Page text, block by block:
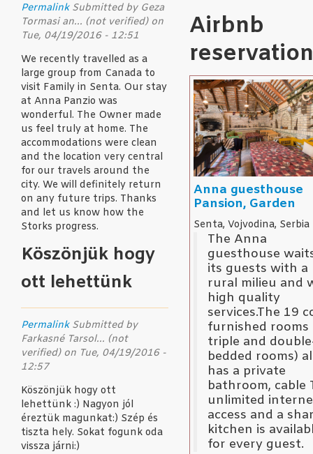
Permalink Submitted by Geza
Tormasi an... (not verified)on
Tue, 04/19/2016 - 12:51
We recently travelled as a
large group from Canada to
visit Family in Senta. Our stay
at Anna Panzio was
wonderful. The Owner made
us feel truly at home. The
accommodations were clean
and the location very central
for our travels around the
city. We will definitely return
on any future trips. Thanks
and let us know how the
Storks progress.
Köszönjük hogy
ott lehettünk
Permalink Submitted by
Farkasné Tarsol... (not
verified)on Tue, 04/19/2016 -
12:57
Köszönjük hogy ott
lehettünk :) Nagyon jól
éreztük magunkat:) Szép és
tiszta hely. Sokat fogunk oda
vissza járni:)
Airbnb
reservation
Anna guesthouse
Pansion, Garden
Senta, Vojvodina, Serbia
The Anna
guesthouse
its guests with a
rural milieu and
high quality
services.The 19
furnished rooms
triple and
bedded rooms)
has a private
bathroom, cable
unlimited
access and a
kitchen is
for every guest.